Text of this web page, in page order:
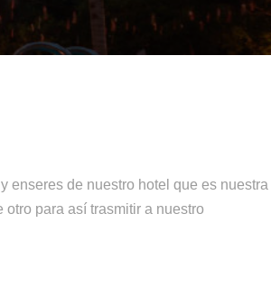
enseres de nuestro hotel que es nuestra
para así trasmitir a nuestro